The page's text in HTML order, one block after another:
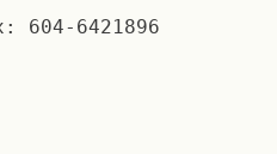
604-6421896